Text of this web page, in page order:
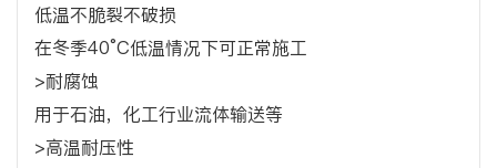
低温不脆裂不破损
在冬季40°C低温情况下可正常施工
>耐腐蚀
用于石油，化工行业流体输送等
>高温耐压性